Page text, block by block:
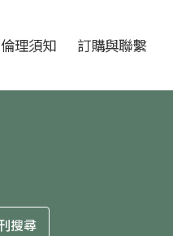
倫理須知 訂購與聯繫